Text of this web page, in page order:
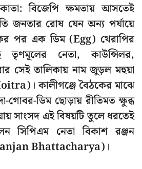
বিজেপি ক্ষমতায় আসতেই
জনতার রোষ যেন অন্য পর্যায়ে
পর এক ডিম (Egg) থেরাপির
নেতা, কাউন্সিলর,
সেই তালিকায় নাম জুড়ল মহুয়া
কালীগঞ্জে বৈঠকের মাঝে
গোবর-ডিম ছোড়ায় রীতিমত ক্ষুব্ধ
সাংসদ এই বিষয়টি তুলে ধরতেই
সিপিএম নেতা বিকাশ রঞ্জন
Ranjan Bhattacharya)।